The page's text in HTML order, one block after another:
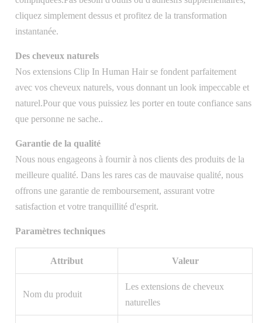
cliquez simplement dessus et profitez de la transformation
instantanée.
Des cheveux naturels
Nos extensions Clip In Human Hair se fondent parfaitement
avec vos cheveux naturels, vous donnant un look impeccable et
naturel.Pour que vous puissiez les porter en toute confiance sans
que personne ne sache..
Garantie de la qualité
Nous nous engageons à fournir à nos clients des produits de la
meilleure qualité. Dans les rares cas de mauvaise qualité, nous
offrons une garantie de remboursement, assurant votre
satisfaction et votre tranquillité d'esprit.
Paramètres techniques
Attribut Valeur
Nom du produit
Les extensions de cheveux
naturelles